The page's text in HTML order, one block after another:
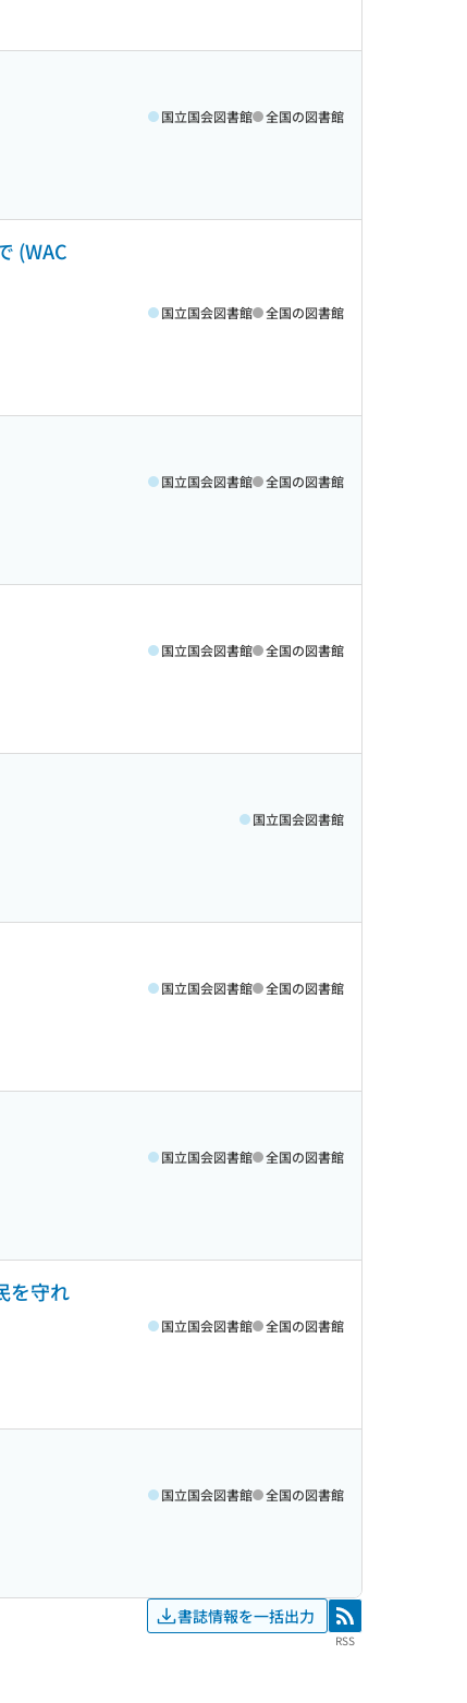
国立国会図書館 全国の図書館
(WAC
国立国会図書館 全国の図書館
国立国会図書館 全国の図書館
国立国会図書館 全国の図書館
国立国会図書館
国立国会図書館 全国の図書館
国立国会図書館 全国の図書館
を守れ
国立国会図書館 全国の図書館
国立国会図書館 全国の図書館
書誌情報を一括出力 RSS
RSS